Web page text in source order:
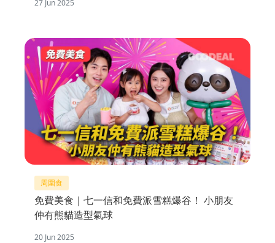
27 Jun 2025
周圍食
免費美食｜七一信和免費派雪糕爆谷！ 小朋友
仲有熊貓造型氣球
20 Jun 2025